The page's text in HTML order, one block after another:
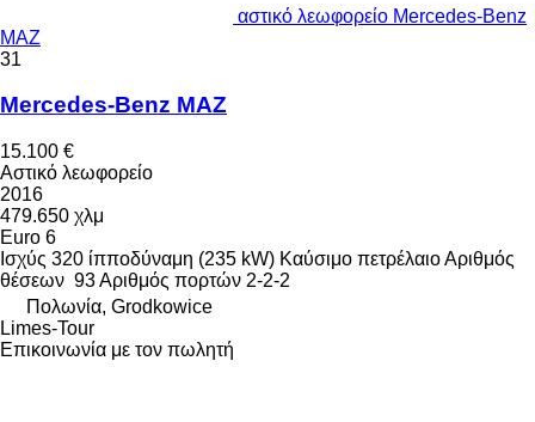
αστικό λεωφορείο Mercedes-Benz
MAZ
31
Mercedes-Benz MAZ
15.100 €
Αστικό λεωφορείο
2016
479.650 χλμ
Euro 6
Ισχύς 320 ίπποδύναμη (235 kW) Καύσιμο πετρέλαιοΑριθμός
θέσεων 93Αριθμός πορτών 2-2-2
Πολωνία, Grodkowice
Limes-Tour
Επικοινωνία με τον πωλητή